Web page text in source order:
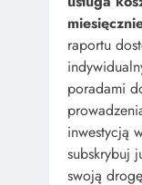
raportu
poradami
inwestycją
subskrybuj
swoją